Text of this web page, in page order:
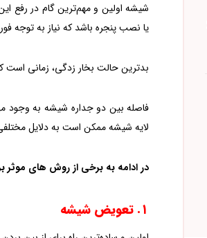
شیشه اولین و مهم‌ترین گام در
یا نصب پنجره باشد که نیاز به توجه
بدترین حالت بخار زدگی، زمانی است
فاصله بین دو جداره شیشه به وجود
لایه شیشه ممکن است به دلایل
در ادامه به برخی از روش های موثر
۱. تعویض شیشه